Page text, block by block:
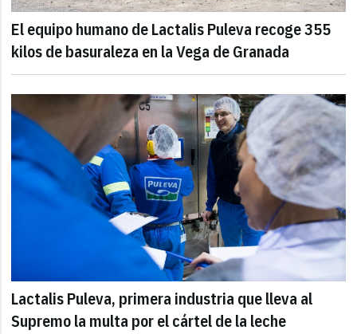
El equipo humano de Lactalis Puleva recoge 355
kilos de basuraleza en la Vega de Granada
Lactalis Puleva, primera industria que lleva al
Supremo la multa por el cártel de la leche